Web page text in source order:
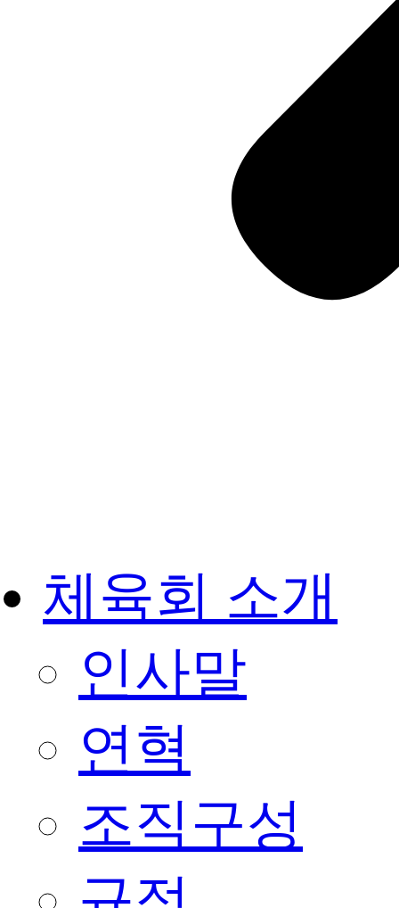
체육회 소개
인사말
연혁
조직구성